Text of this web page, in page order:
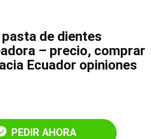
de dientes
– precio, comprar
Ecuador opiniones
PEDIR AHORA